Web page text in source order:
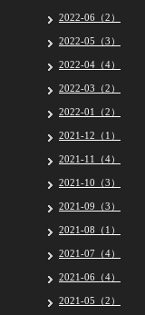
2022-06（2）
2022-05（3）
2022-04（4）
2022-03（2）
2022-01（2）
2021-12（1）
2021-11（4）
2021-10（3）
2021-09（3）
2021-08（1）
2021-07（4）
2021-06（4）
2021-05（2）